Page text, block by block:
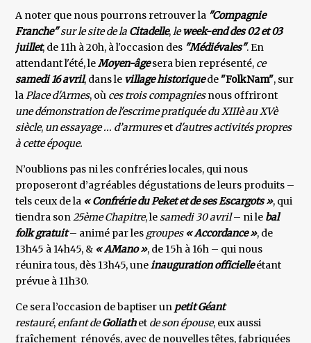
A noter que nous pourrons retrouver la "Compagnie
Franche"sur le site de la Citadelle,leweek-end des 02 et03
juillet, de 11h à 20h, à l'occasion des "Médiévales". En
attendant l'été, leMoyen-âgesera bien représenté, ce
samedi 16 avril, dans le village historiquede "FolkNam", sur
laPlace d'Armes, où ces trois compagniesnous offriront
une démonstration de l'escrime pratiquée du XIIIè au XVè
siècle, un essayage ... d’armureset d'autres activités propres
à cette époque.
N’oublions pas ni les confréries locales, qui nous
proposeront d’agréables dégustations de leurs produits –
tels ceux de la « Confrérie du Peket et de ses Escargots », qui
tiendra son25ème Chapitre, lesamedi 30 avril– ni le bal
folk gratuit– animé par les groupes « Accordance », de
13h45 à 14h45, & « AMano », de 15h à 16h – qui nous
réunira tous, dès 13h45, uneinauguration officielleétant
prévue à 11h30.
Ce sera l’occasion de baptiser un petit Géant
restauré, enfant deGoliathet de son épouse, eux aussi
fraîchement rénovés, avec de nouvelles têtes, fabriquées